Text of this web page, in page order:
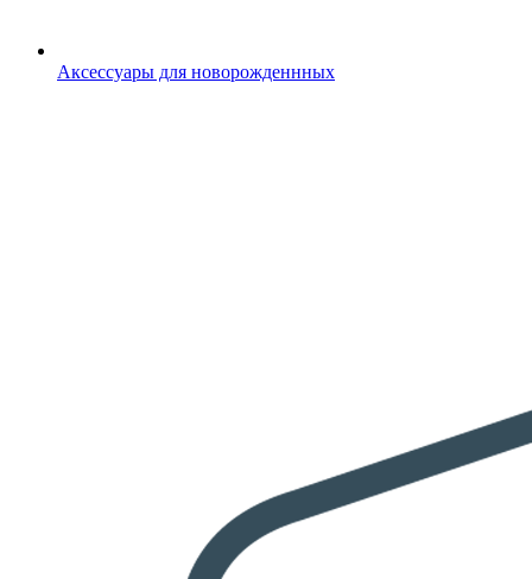
Аксессуары для новорожденнных